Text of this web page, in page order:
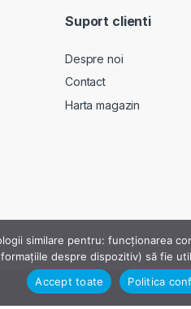
Suport clienti
Despre noi
Contact
Harta magazin
similare pentru: funcționarea
despre dispozitiv) să fie
Accept toate
Politica